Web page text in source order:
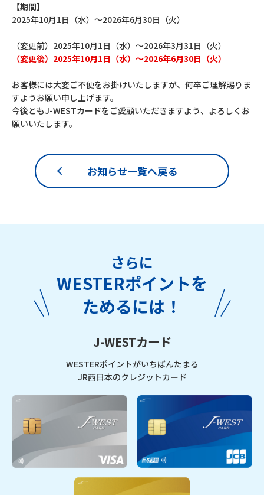
【期間】
2025年10月1日（水）～2026年6月30日（火）
（変更前）2025年10月1日（水）～2026年3月31日（火）
（変更後）2025年10月1日（水）～2026年6月30日（火）
お客様には大変ご不便をお掛けいたしますが、何卒ご理解賜りま
すようお願い申し上げます。
今後ともJ-WESTカードをご愛顧いただきますよう、よろしくお
願いいたします。
お知らせ一覧へ戻る
さらに
WESTERポイントを
ためるには！
J-WESTカード
WESTERポイントがいちばんたまる
JR西日本のクレジットカード